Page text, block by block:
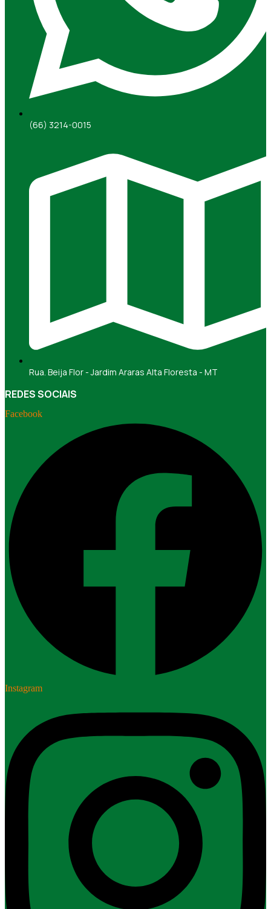
(66) 3214-0015
Rua. Beija Flor - Jardim Araras Alta Floresta - MT
REDES SOCIAIS
Facebook
Instagram